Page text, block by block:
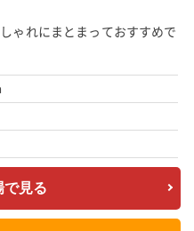
ゃれにまとまっておすすめで
で見る